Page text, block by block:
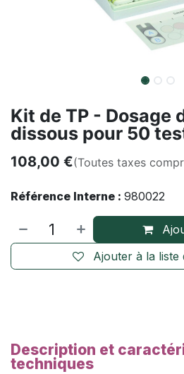
Kit de TP - Dosage
dissous pour 50
108,00 €(Toutes taxes
Référence Interne : 980022
Ajouter à la liste
Description et
techniques